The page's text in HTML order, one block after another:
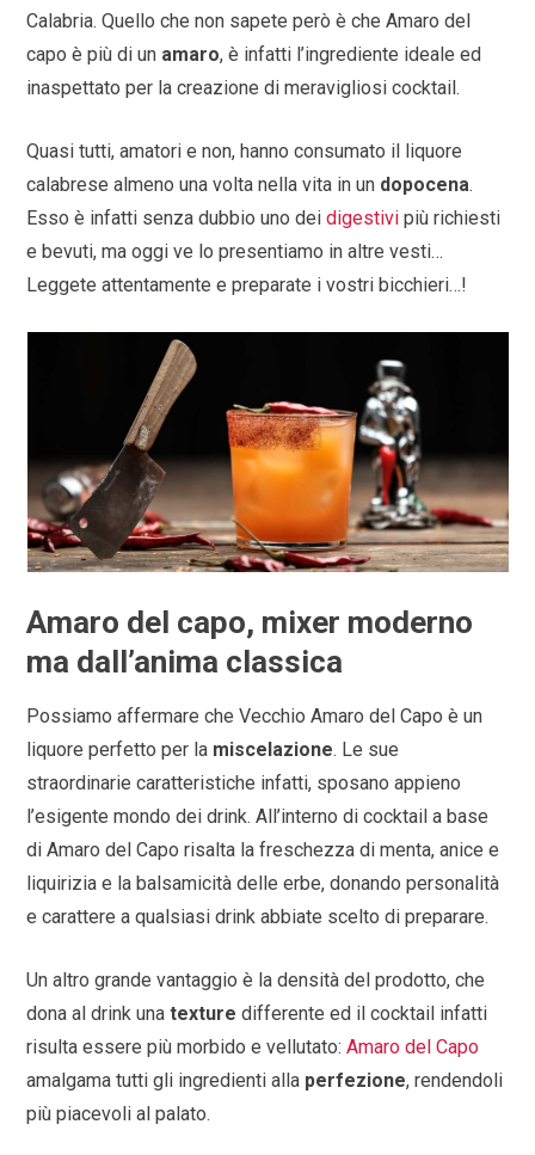
Calabria. Quello che non sapete però è che Amaro del
capo è più di un amaro, è infatti l’ingrediente ideale ed
inaspettato per la creazione di meravigliosi cocktail.
Quasi tutti, amatori e non, hanno consumato il liquore
calabrese almeno una volta nella vita in un dopocena.
Esso è infatti senza dubbio uno deidigestivi più richiesti
e bevuti, ma oggi ve lo presentiamo in altre vesti…
Leggete attentamente e preparate i vostri bicchieri…!
Amaro del capo, mixer moderno
ma dall’anima classica
Possiamo affermare che Vecchio Amaro del Capo è un
liquore perfetto per la miscelazione. Le sue
straordinarie caratteristiche infatti, sposano appieno
l’esigente mondo dei drink. All’interno di cocktail a base
di Amaro del Capo risalta la freschezza di menta, anice e
liquirizia e la balsamicità delle erbe, donando personalità
e carattere a qualsiasi drink abbiate scelto di preparare.
Un altro grande vantaggio è la densità del prodotto, che
dona al drink unatexture differente ed il cocktail infatti
risulta essere più morbido e vellutato:Amaro del Capo
amalgama tutti gli ingredienti alla perfezione, rendendoli
più piacevoli al palato.